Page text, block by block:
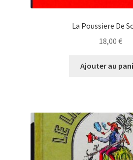
La Poussiere De
18,00 €
Ajouter au